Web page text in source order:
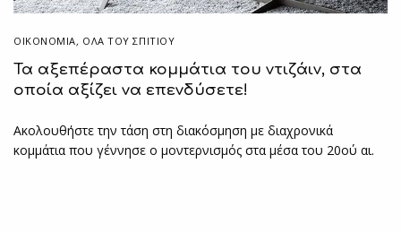
ΟΙΚΟΝΟΜΙΑ, ΌΛΑ ΤΟΥ ΣΠΙΤΙΟΥ
Τα αξεπέραστα κομμάτια του ντιζάιν, στα
οποία αξίζει να επενδύσετε!
Ακολουθήστε την τάση στη διακόσμηση με διαχρονικά
κομμάτια που γέννησε ο μοντερνισμός στα μέσα του 20ού αι.